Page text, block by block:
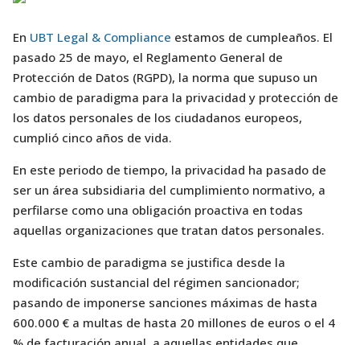
En UBT Legal & Compliance estamos de cumpleaños. El
pasado 25 de mayo, el Reglamento General de
Protección de Datos (RGPD), la norma que supuso un
cambio de paradigma para la privacidad y protección de
los datos personales de los ciudadanos europeos,
cumplió cinco años de vida.
En este periodo de tiempo, la privacidad ha pasado de
ser un área subsidiaria del cumplimiento normativo, a
perfilarse como una obligación proactiva en todas
aquellas organizaciones que tratan datos personales.
Este cambio de paradigma se justifica desde la
modificación sustancial del régimen sancionador;
pasando de imponerse sanciones máximas de hasta
600.000 € a multas de hasta 20 millones de euros o el 4